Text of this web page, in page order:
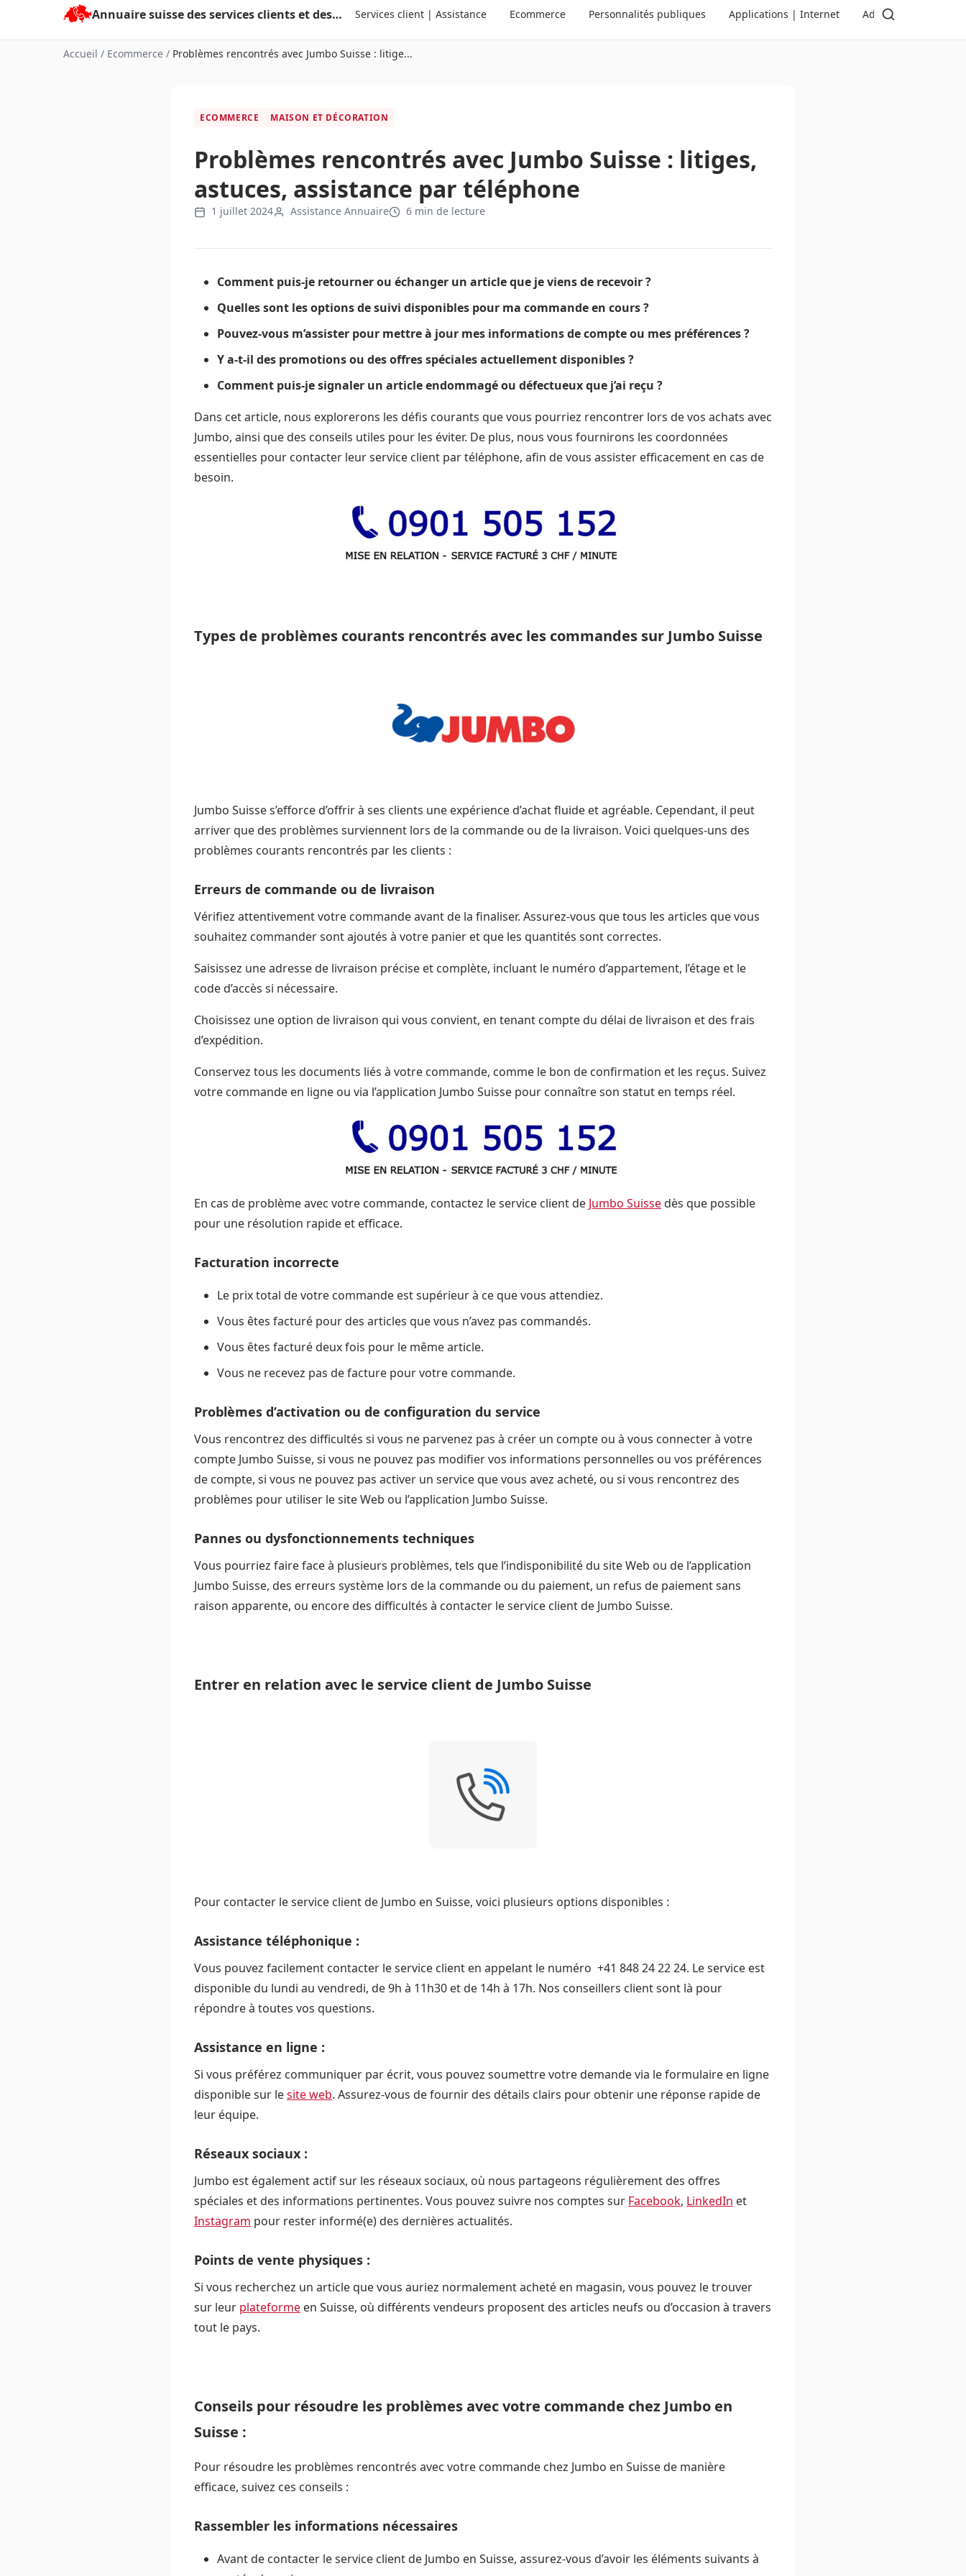
contenu
Annuaire suisse des services clients et des personnalités Services client | Assistance Ecommerce Personnalités publiques Applications | Internet Administration |
Accueil / Ecommerce / Problèmes rencontrés avec Jumbo Suisse : litige...
ECOMMERCE MAISON ET DÉCORATION
Problèmes rencontrés avec Jumbo Suisse : litiges,
astuces, assistance par téléphone
1 juillet 2024 Assistance Annuaire 6 min de lecture
Comment puis-je retourner ou échanger un article que je viens de recevoir ?
Quelles sont les options de suivi disponibles pour ma commande en cours ?
Pouvez-vous m’assister pour mettre à jour mes informations de compte ou mes préférences ?
Y a-t-il des promotions ou des offres spéciales actuellement disponibles ?
Comment puis-je signaler un article endommagé ou défectueux que j’ai reçu ?
Dans cet article, nous explorerons les défis courants que vous pourriez rencontrer lors de vos achats avec
Jumbo, ainsi que des conseils utiles pour les éviter. De plus, nous vous fournirons les coordonnées
essentielles pour contacter leur service client par téléphone, afin de vous assister efficacement en cas de
besoin.
Types de problèmes courants rencontrés avec les commandes sur Jumbo Suisse
Jumbo Suisse s’efforce d’offrir à ses clients une expérience d’achat fluide et agréable. Cependant, il peut
arriver que des problèmes surviennent lors de la commande ou de la livraison. Voici quelques-uns des
problèmes courants rencontrés par les clients :
Erreurs de commande ou de livraison
Vérifiez attentivement votre commande avant de la finaliser. Assurez-vous que tous les articles que vous
souhaitez commander sont ajoutés à votre panier et que les quantités sont correctes.
Saisissez une adresse de livraison précise et complète, incluant le numéro d’appartement, l’étage et le
code d’accès si nécessaire.
Choisissez une option de livraison qui vous convient, en tenant compte du délai de livraison et des frais
d’expédition.
Conservez tous les documents liés à votre commande, comme le bon de confirmation et les reçus. Suivez
votre commande en ligne ou via l’application Jumbo Suisse pour connaître son statut en temps réel.
En cas de problème avec votre commande, contactez le service client de Jumbo Suisse dès que possible
pour une résolution rapide et efficace.
Facturation incorrecte
Le prix total de votre commande est supérieur à ce que vous attendiez.
Vous êtes facturé pour des articles que vous n’avez pas commandés.
Vous êtes facturé deux fois pour le même article.
Vous ne recevez pas de facture pour votre commande.
Problèmes d’activation ou de configuration du service
Vous rencontrez des difficultés si vous ne parvenez pas à créer un compte ou à vous connecter à votre
compte Jumbo Suisse, si vous ne pouvez pas modifier vos informations personnelles ou vos préférences
de compte, si vous ne pouvez pas activer un service que vous avez acheté, ou si vous rencontrez des
problèmes pour utiliser le site Web ou l’application Jumbo Suisse.
Pannes ou dysfonctionnements techniques
Vous pourriez faire face à plusieurs problèmes, tels que l’indisponibilité du site Web ou de l’application
Jumbo Suisse, des erreurs système lors de la commande ou du paiement, un refus de paiement sans
raison apparente, ou encore des difficultés à contacter le service client de Jumbo Suisse.
Entrer en relation avec le service client de Jumbo Suisse
Pour contacter le service client de Jumbo en Suisse, voici plusieurs options disponibles :
Assistance téléphonique :
Vous pouvez facilement contacter le service client en appelant le numéro +41 848 24 22 24. Le service est
disponible du lundi au vendredi, de 9h à 11h30 et de 14h à 17h. Nos conseillers client sont là pour
répondre à toutes vos questions.
Assistance en ligne :
Si vous préférez communiquer par écrit, vous pouvez soumettre votre demande via le formulaire en ligne
disponible sur lesite web. Assurez-vous de fournir des détails clairs pour obtenir une réponse rapide de
leur équipe.
Réseaux sociaux :
Jumbo est également actif sur les réseaux sociaux, où nous partageons régulièrement des offres
spéciales et des informations pertinentes. Vous pouvez suivre nos comptes sur Facebook, LinkedIn et
Instagram pour rester informé(e) des dernières actualités.
Points de vente physiques :
Si vous recherchez un article que vous auriez normalement acheté en magasin, vous pouvez le trouver
sur leur plateforme en Suisse, où différents vendeurs proposent des articles neufs ou d’occasion à travers
tout le pays.
Conseils pour résoudre les problèmes avec votre commande chez Jumbo en
Suisse :
Pour résoudre les problèmes rencontrés avec votre commande chez Jumbo en Suisse de manière
efficace, suivez ces conseils :
Rassembler les informations nécessaires
Avant de contacter le service client de Jumbo en Suisse, assurez-vous d’avoir les éléments suivants à